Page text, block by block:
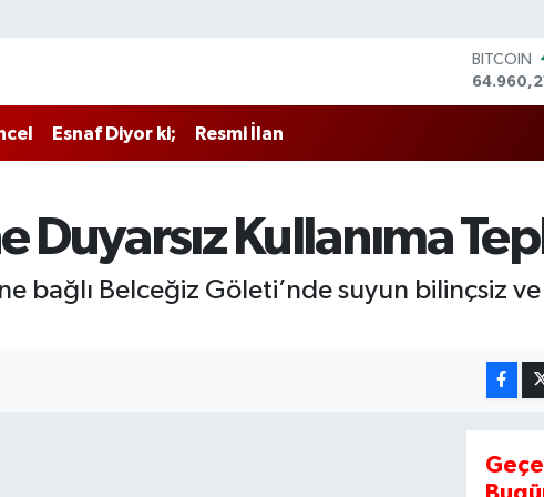
BITCOIN
64.960,21
DOLAR
64,4811
GRAM
6648.99
BİST100
13.779
Esnaf Diyor ki; Resmi İlan
Duyarsız Kullanıma
bağlı Belceğiz Göleti’nde suyun bilinçsiz ve